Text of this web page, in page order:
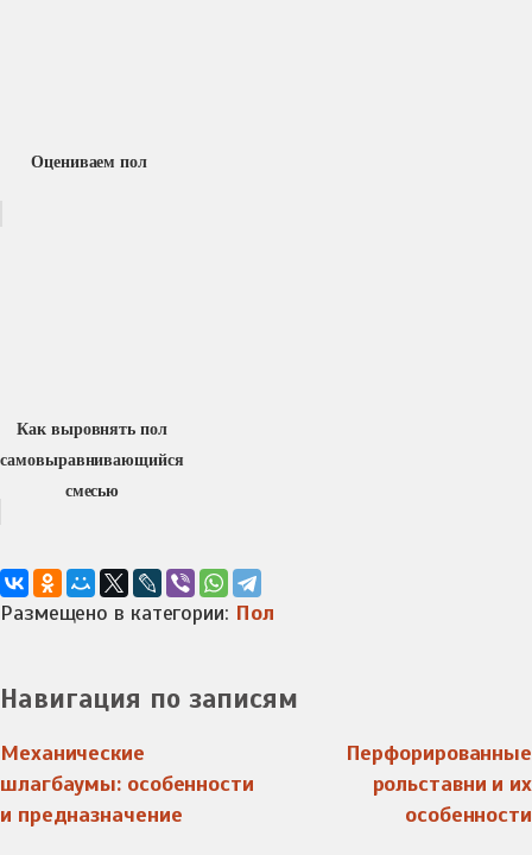
Оцениваем пол
Как выровнять пол
самовыравнивающийся
смесью
Размещено в категории: Пол
Навигация по записям
Механические
шлагбаумы: особенности
и предназначение
Перфорированные
рольставни и их
особенности